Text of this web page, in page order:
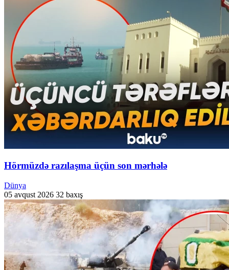
Hörmüzdə razılaşma üçün son mərhələ
Dünya
05 avqust 2026 32 baxış